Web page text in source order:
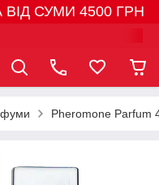
СУМИ 4500 ГРН
Pheromone Parfum